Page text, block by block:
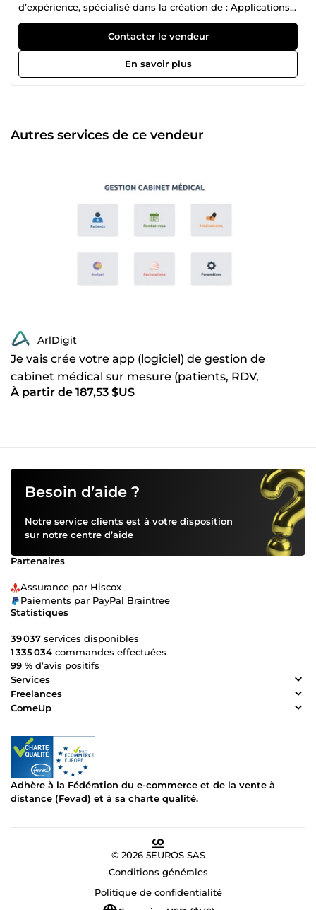
d’expérience, spécialisé dans la création de : Applications
web dynamiques et sur-mesure (Symfony, Vue.js) Sites
vitrines modernes et performants Interfaces responsives
avec design soigné APIs sécurisées et dashboards
d'administration 💻 Mes technologies favorites : PHP
(Symfony, Laravel), Vue.js, JavaScript, HTML/CSS, MySQL,
sécurisée Intégrer des formulaires, paiements
(Stripe/PayPal), système d’authentification Optimiser votre
l’écoute, et toujours prêt à vous proposer des solutions
délais. 👉 N’hésitez pas à me contacter, je vous répondrai
rapidement !
Contacter le vendeur
En savoir plus
Autres services de ce vendeur
ArlDigit
Je vais crée votre app (logiciel) de gestion de
cabinet médical sur mesure (patients, RDV,
facturation)
À partir de 187,53 $US
Besoin d’aide ?
Notre service clients est à votre disposition
sur notre centre d’aide
Partenaires
Assurance par Hiscox
Paiements par PayPal Braintree
Statistiques
39 037 services disponibles
1 335 034 commandes effectuées
99 % d’avis positifs
Services
Freelances
ComeUp
Adhère à la Fédération du e-commerce et de la vente à
distance (Fevad) et à sa charte qualité.
© 2026 5EUROS SAS
Conditions générales
Politique de confidentialité